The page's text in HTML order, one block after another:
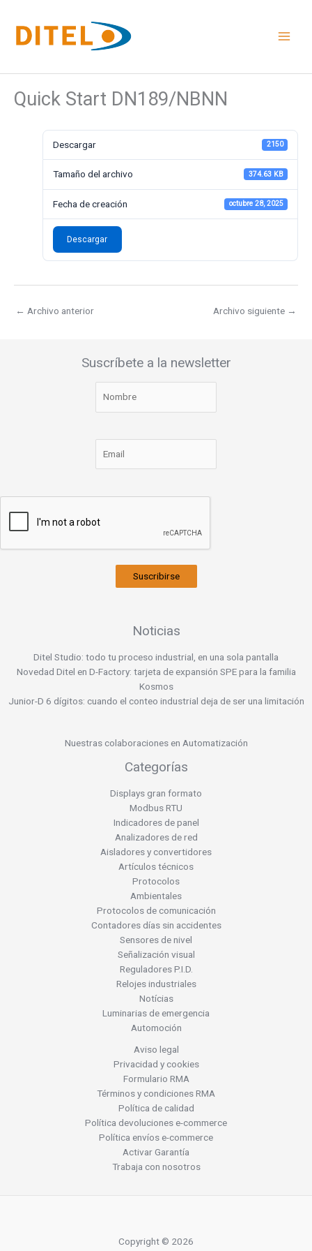
contenido
Quick Start DN189/NBNN
Descargar 2150
Tamaño del archivo 374.63 KB
Fecha de creación octubre 28, 2025
Descargar
← Archivo anterior Archivo siguiente →
Suscríbete a la newsletter
Suscribirse
Noticias
Ditel Studio: todo tu proceso industrial, en una sola pantalla
Novedad Ditel en D-Factory: tarjeta de expansión SPE para la familia
Kosmos
Junior-D 6 dígitos: cuando el conteo industrial deja de ser una limitación
Nuestras colaboraciones en Automatización
Categorías
Displays gran formato
Modbus RTU
Indicadores de panel
Analizadores de red
Aisladores y convertidores
Artículos técnicos
Protocolos
Ambientales
Protocolos de comunicación
Contadores días sin accidentes
Sensores de nivel
Señalización visual
Reguladores P.I.D.
Relojes industriales
Notícias
Luminarias de emergencia
Automoción
Aviso legal
Privacidad y cookies
Formulario RMA
Términos y condiciones RMA
Política de calidad
Política devoluciones e-commerce
Política envíos e-commerce
Activar Garantía
Trabaja con nosotros
Copyright © 2026